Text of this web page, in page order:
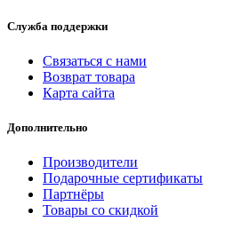
Служба поддержки
Связаться с нами
Возврат товара
Карта сайта
Дополнительно
Производители
Подарочные сертификаты
Партнёры
Товары со скидкой